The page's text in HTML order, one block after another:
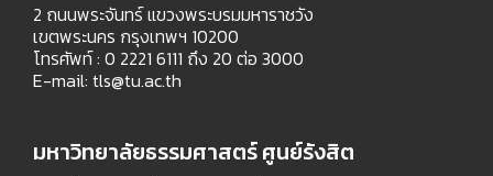
2 ถนนพระจันทร์ แขวงพระบรมมหาราชวัง
เขตพระนคร กรุงเทพฯ 10200
โทรศัพท์ : 0 2221 6111 ถึง 20 ต่อ 3000
E-mail: tls@tu.ac.th
มหาวิทยาลัยธรรมศาสตร์ ศูนย์รังสิต